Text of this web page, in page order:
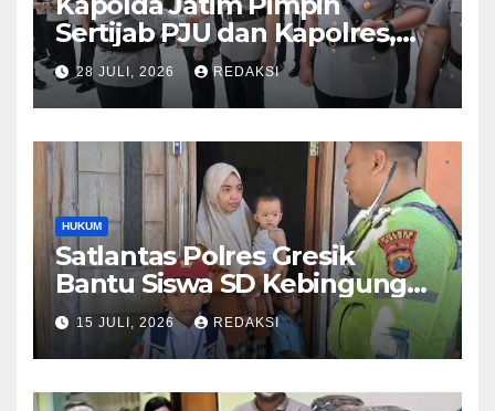
Sertijab PJU dan Kapolres,
Perkuat Regenerasi
Kepemimpinan dan
Pelayanan Presisi
28 JULI, 2026 REDAKSI
HUKUM
Satlantas Polres Gresik
Bantu Siswa SD Kebingungan
Saat Pulang Sekolah,
Langsung Diantar ke Rumah
Orang Tua Lega
15 JULI, 2026 REDAKSI